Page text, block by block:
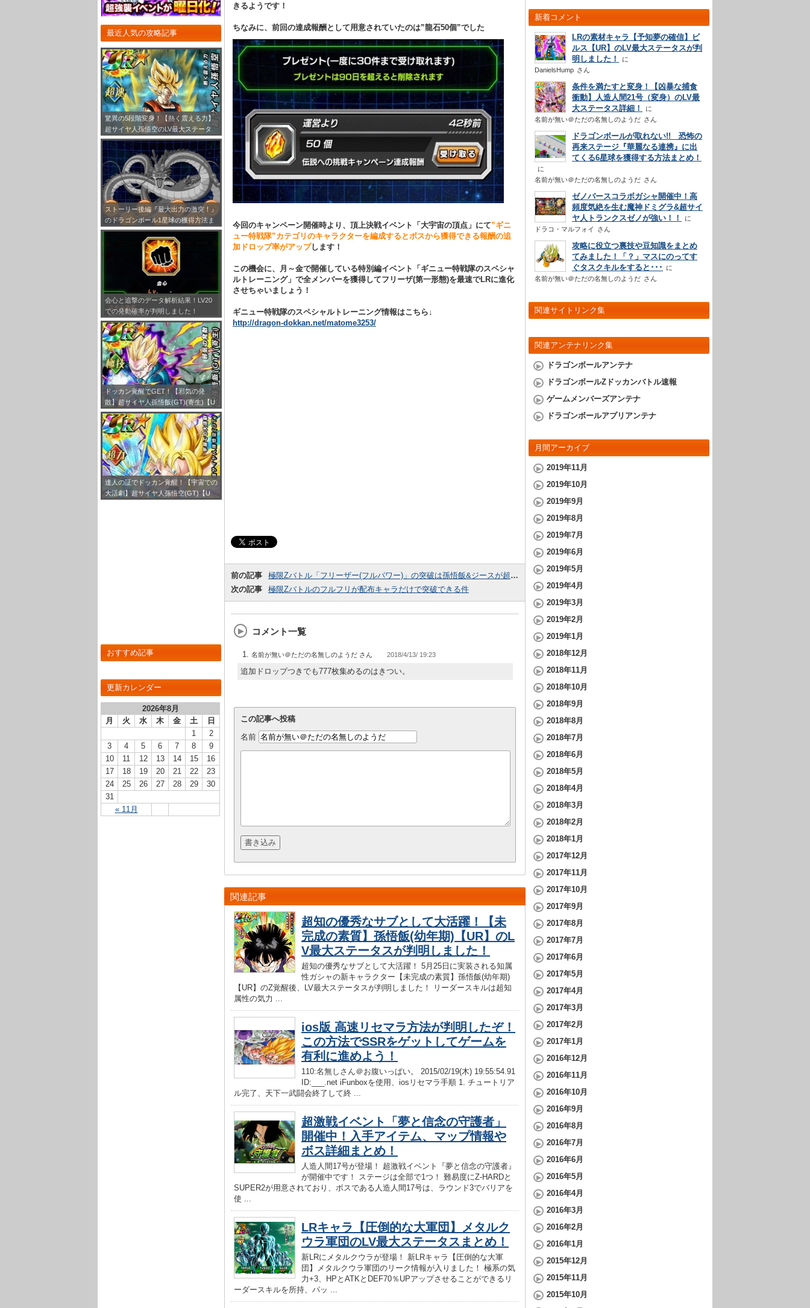
最近人気の攻略記事
驚異の5段階変身！【熱く震える力】
超サイヤ人孫悟空のLV最大ステータ
ス！
ストーリー後編『最大出力の激突！』
のドラゴンボール1星球の獲得方法ま
とめ！
会心と追撃のデータ解析結果！LV20
での発動確率が判明しました！
ドッカン覚醒でGET！【邪気の発
散】超サイヤ人孫悟飯(GT)(寄生)【U
R】のLV最大ステータスが判明しまし
た！
達人の証でドッカン覚醒！【宇宙での
大活劇】超サイヤ人孫悟空(GT)【U
おすすめ記事
更新カレンダー
2026年8月
月
火 水 木 金 土 日
« 11月
1
2
3
4 5 6 7 8
9
10
11 12 13 14 15
16
17
18 19 20 21 22
23
24
25 26 27 28 29
30
31
きるようです！
ちなみに、前回の達成報酬として用意されていたのは”龍石50個”でした
今回のキャンペーン開催時より、頂上決戦イベント「大宇宙の頂点」にて”ギニ
ュー特戦隊”カテゴリのキャラクターを編成するとボスから獲得できる報酬の追
加ドロップ率がアップします！
この機会に、月～金で開催している特別編イベント「ギニュー特戦隊のスペシャ
ルトレーニング」で全メンバーを獲得してフリーザ(第一形態)を最速でLRに進化
させちゃいましょう！
ギニュー特戦隊のスペシャルトレーニング情報はこちら↓
http://dragon-dokkan.net/matome3253/
前の記事
極限Zバトル「フリーザー(フルパワー)」の突破は孫悟飯&ジースが超重要！
次の記事
極限Zバトルのフルフリが配布キャラだけで突破できる件
コメント一覧
名前が無い＠ただの名無しのようだ 2018/4/13/ 19:23
追加ドロップつきでも777枚集めるのはきつい。
この記事へ投稿
名前
関連記事
超知の優秀なサブとして大活躍！【未
完成の素質】孫悟飯(幼年期)【UR】のL
V最大ステータスが判明しました！
超知の優秀なサブとして大活躍！ 5月25日に実装される知属
性ガシャの新キャラクター【未完成の素質】孫悟飯(幼年期)
【UR】のZ覚醒後、LV最大ステータスが判明しました！ リーダースキルは超知
属性の気力 ...
ios版 高速リセマラ方法が判明したぞ！
この方法でSSRをゲットしてゲームを
有利に進めよう！
110:名無しさん＠お腹いっぱい。 2015/02/19(木) 19:55:54.91
ID:___.net iFunboxを使用、iosリセマラ手順 1. チュートリア
ル完了、天下一武闘会終了して終 ...
超激戦イベント「夢と信念の守護者」
開催中！入手アイテム、マップ情報や
ボス詳細まとめ！
人造人間17号が登場！ 超激戦イベント『夢と信念の守護者』
が開催中です！ ステージは全部で1つ！ 難易度にZ-HARDと
SUPER2が用意されており、ボスである人造人間17号は、ラウンド3でバリアを
使 ...
LRキャラ【圧倒的な大軍団】メタルク
ウラ軍団のLV最大ステータスまとめ！
新LRにメタルクウラが登場！ 新LRキャラ【圧倒的な大軍
団】メタルクウラ軍団のリーク情報が入りました！ 極系の気
力+3、HPとATKとDEF70％UPアップさせることができるリ
ーダースキルを所持、パッ ...
新着コメント
LRの素材キャラ【予知夢の確信】ビ
ルス【UR】のLV最大ステータスが判
明しました！
DanielsHump さん
条件を満たすと変身！【凶暴な捕食
衝動】人造人間21号（変身）のLV最
大ステータス詳細！
名前が無い＠ただの名無しのようだ さん
ドラゴンボールが取れない!! 恐怖の
再来ステージ『華麗なる連携』に出
てくる6星球を獲得する方法まとめ！
名前が無い＠ただの名無しのようだ さん
ゼノバースコラボガシャ開催中！高
頻度気絶を生む魔神ドミグラ&超サイ
ヤ人トランクスゼノが強い！！
ドラコ・マルフォイ さん
攻略に役立つ裏技や豆知識をまとめ
てみました！「？」マスにのってす
ぐタスクキルをすると･･･
名前が無い＠ただの名無しのようだ さん
関連サイトリンク集
関連アンテナリンク集
ドラゴンボールアンテナ
ドラゴンボールZドッカンバトル速報
ゲームメンバーズアンテナ
ドラゴンボールアプリアンテナ
月間アーカイブ
2019年11月
2019年10月
2019年9月
2019年8月
2019年7月
2019年6月
2019年5月
2019年4月
2019年3月
2019年2月
2019年1月
2018年12月
2018年11月
2018年10月
2018年9月
2018年8月
2018年7月
2018年6月
2018年5月
2018年4月
2018年3月
2018年2月
2018年1月
2017年12月
2017年11月
2017年10月
2017年9月
2017年8月
2017年7月
2017年6月
2017年5月
2017年4月
2017年3月
2017年2月
2017年1月
2016年12月
2016年11月
2016年10月
2016年9月
2016年8月
2016年7月
2016年6月
2016年5月
2016年4月
2016年3月
2016年2月
2016年1月
2015年12月
2015年11月
2015年10月